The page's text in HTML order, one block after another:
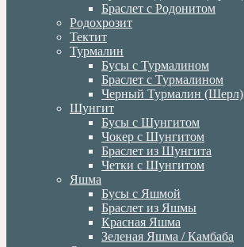
Браслет с Родонитом
Родохрозит
Тектит
Турмалин
Бусы с Турмалином
Браслет с Турмалином
Черный Турмалин (Шерл)
Шунгит
Бусы с Шунгитом
Чокер с Шунгитом
Браслет из Шунгита
Четки с Шунгитом
Яшма
Бусы с Яшмой
Браслет из Яшмы
Красная Яшма
Зеленая Яшма / Камбаба